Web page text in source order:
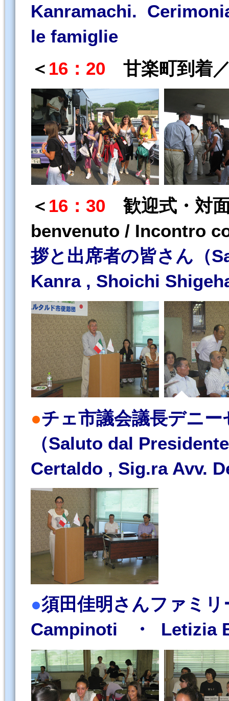
Kanramachi.
le famiglie
＜ 16：20 甘楽町到着
＜ 16：30 歓迎式・対
benvenuto / Incontro
拶と出席者の皆さん（
Kanra , Shoichi
●チェ市議会議長デニ
（Saluto dal
Certaldo , Sig.ra Avv.
●須田佳明さんファミ
Campinoti ・ Letizia